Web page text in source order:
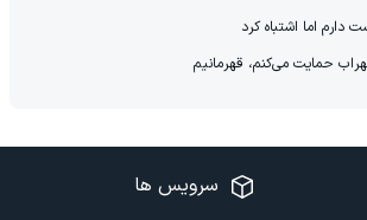
دارم اما اشتباه کرد
حمایت می‌کنم، قهرمانیم
سرویس ها